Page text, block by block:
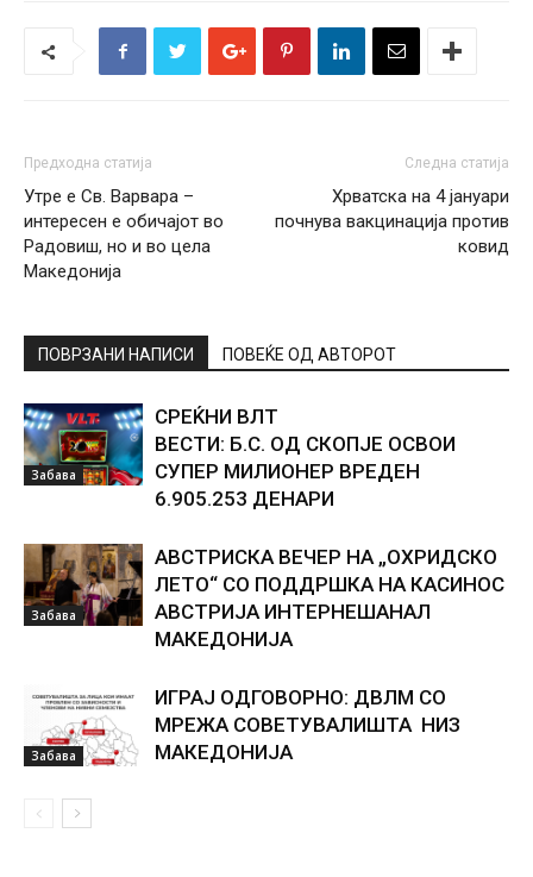
Предходна статија
Утре е Св. Варвара –
интересен е обичајот во
Радовиш, но и во цела
Македонија
Следна статија
Хрватска на 4 јануари
почнува вакцинација против
ковид
ПОВРЗАНИ НАПИСИ ПОВЕЌЕ ОД АВТОРОТ
Забава
СРЕЌНИ ВЛТ
ВЕСТИ: Б.С. ОД СКОПЈЕ ОСВОИ
СУПЕР МИЛИОНЕР ВРЕДЕН
6.905.253 ДЕНАРИ
Забава
АВСТРИСКА ВЕЧЕР НА „ОХРИДСКО
ЛЕТО“ СО ПОДДРШКА НА КАСИНОС
АВСТРИЈА ИНТЕРНЕШАНАЛ
МАКЕДОНИЈА
Забава
ИГРАЈ ОДГОВОРНО: ДВЛМ СО
МРЕЖА СОВЕТУВАЛИШТА НИЗ
МАКЕДОНИЈА